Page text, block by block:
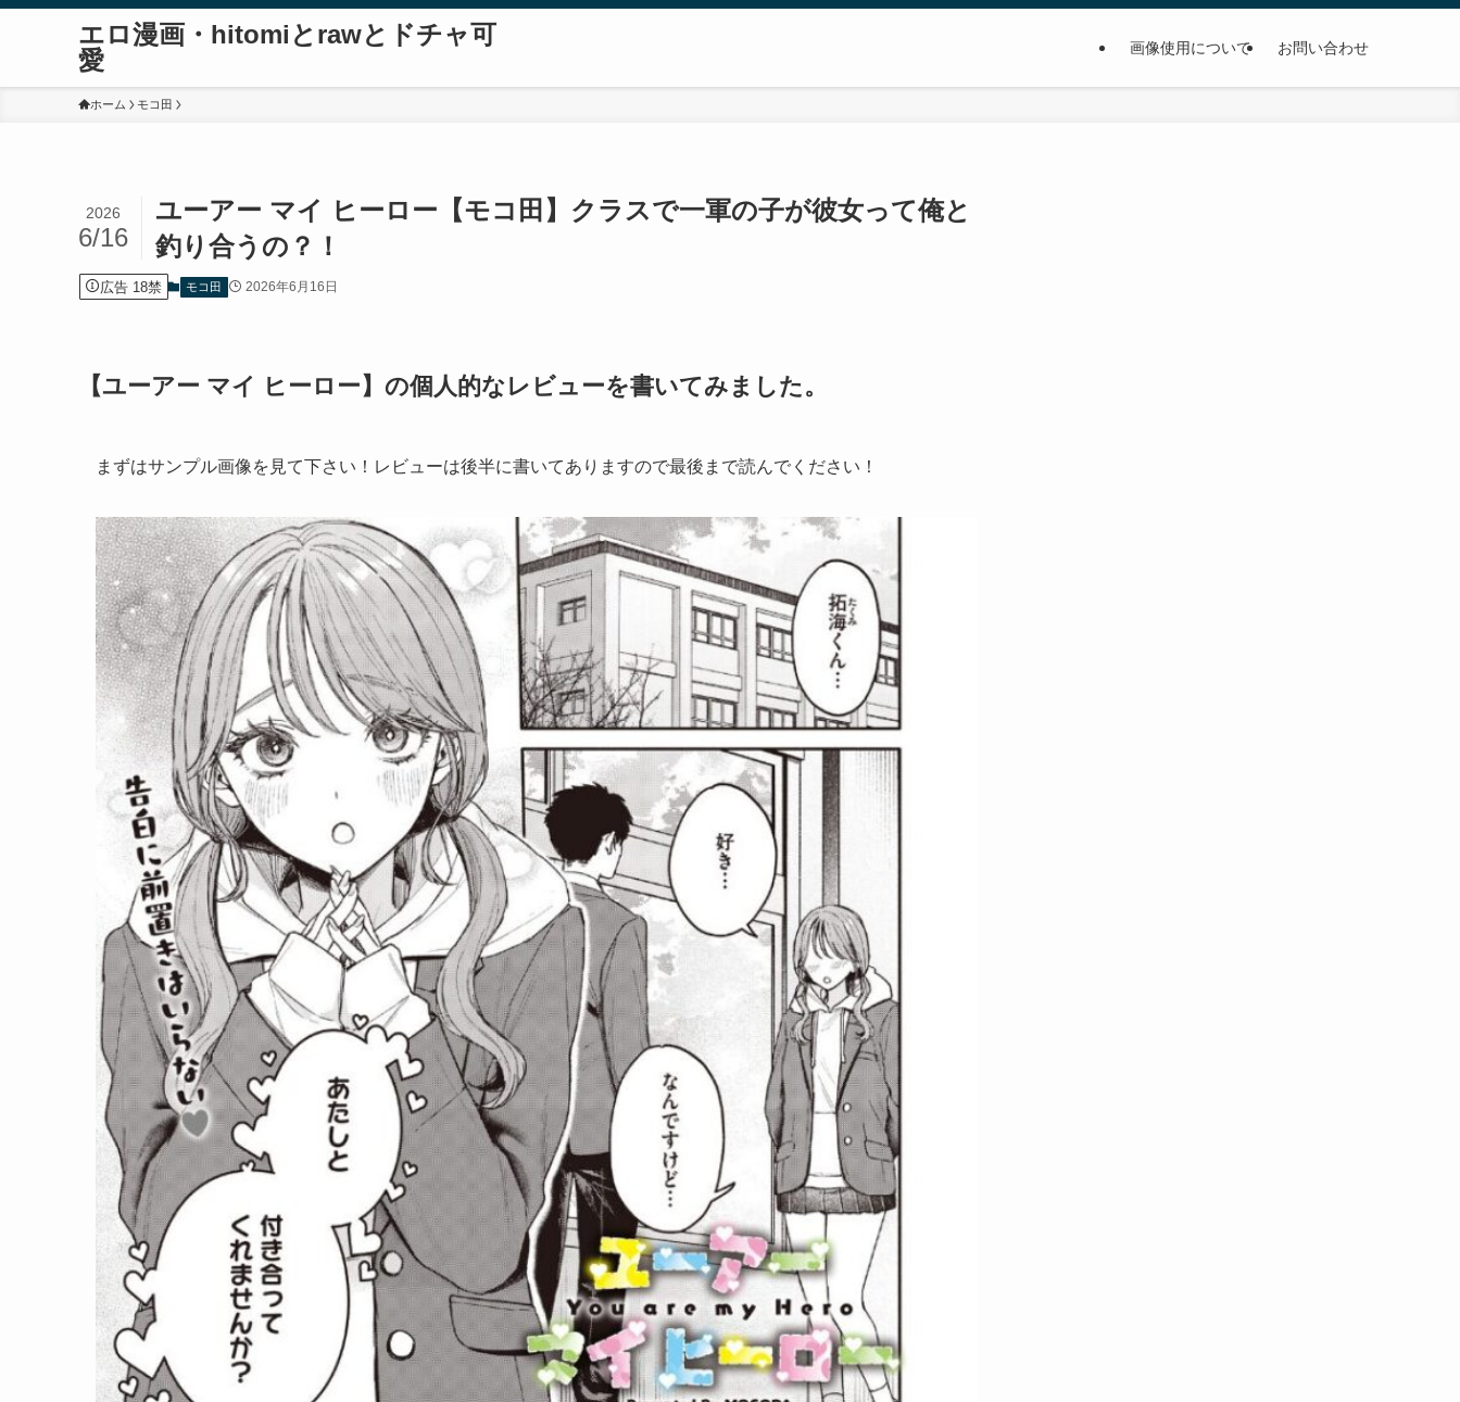
エロ漫画・hitomiとrawとドチャ可
愛
画像使用について お問い合わせ
ホーム モコ田
ユーアー マイ ヒーロー【モコ田】クラスで一軍の子が彼女って俺と
釣り合うの？！
2026
6/16
広告 18禁 モコ田 2026年6月16日
【ユーアー マイ ヒーロー】の個人的なレビューを書いてみました。
まずはサンプル画像を見て下さい！レビューは後半に書いてありますので最後まで読んでください！